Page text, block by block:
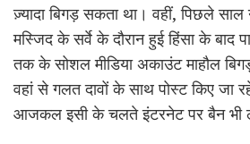
ज़्यादा बिगड़ सकता था। वहीं, पिछले
मस्जिद के सर्वे के दौरान हुई हिंसा के बाद
तक के सोशल मीडिया अकाउंट माहौल
वहां से गलत दावों के साथ पोस्ट किए जा
आजकल इसी के चलते इंटरनेट पर बैन भी